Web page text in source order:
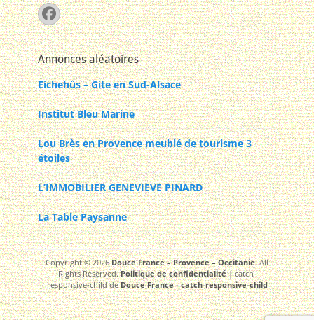
Facebook
Annonces aléatoires
Eichehüs – Gite en Sud-Alsace
Institut Bleu Marine
Lou Brès en Provence meublé de tourisme 3
étoiles
L’IMMOBILIER GENEVIEVE PINARD
La Table Paysanne
Copyright © 2026Douce France – Provence – Occitanie. All
Rights Reserved.Politique de confidentialité| catch-
responsive-child deDouce France - catch-responsive-child